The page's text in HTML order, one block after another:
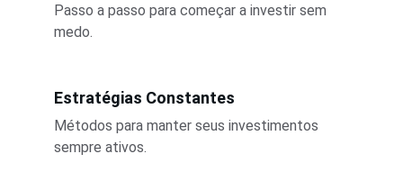
Passo a passo para começar a investir sem
medo.
Estratégias Constantes
Métodos para manter seus investimentos
sempre ativos.